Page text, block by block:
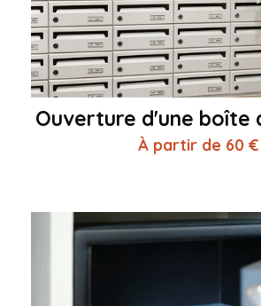
Ouverture d'une boîte
À partir de 60 €